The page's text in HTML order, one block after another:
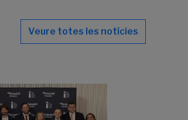
Veure totes les notícies